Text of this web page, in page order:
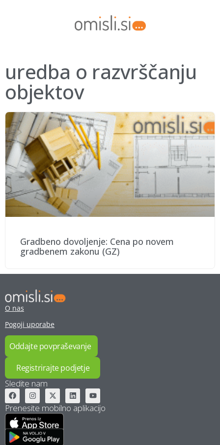
uredba o razvrščanju
objektov
Gradbeno dovoljenje: Cena po novem
gradbenem zakonu (GZ)
O nas
Pogoji uporabe
Oddajte povpraševanje
Registrirajte podjetje
Sledite nam
Prenesite mobilno aplikacijo